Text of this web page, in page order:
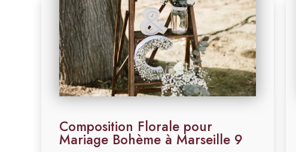
Composition Florale pour
Mariage Bohème à Marseille 9